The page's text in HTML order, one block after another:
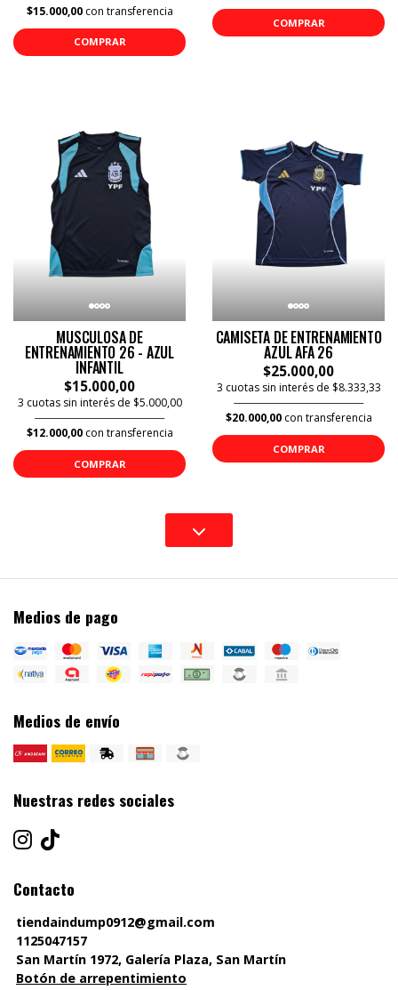
$15.000,00con transferencia
COMPRAR
COMPRAR
MUSCULOSA DE
ENTRENAMIENTO 26 - AZUL
INFANTIL
$15.000,00
3 cuotas sin interés de $5.000,00
$12.000,00con transferencia
COMPRAR
CAMISETA DE ENTRENAMIENTO
AZUL AFA 26
$25.000,00
3 cuotas sin interés de $8.333,33
$20.000,00con transferencia
COMPRAR
Medios de pago
Medios de envío
Nuestras redes sociales
Contacto
tiendaindump0912@gmail.com
1125047157
San Martín 1972, Galería Plaza, San Martín
Botón de arrepentimiento